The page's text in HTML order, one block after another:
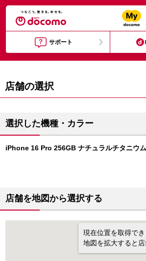
サポート
店舗の選択
選択した機種・カラー
iPhone 16 Pro 256GB ナチュラルチタニウム
店舗を地図から選択する
現在位置を取得でき
地図を拡大すると店